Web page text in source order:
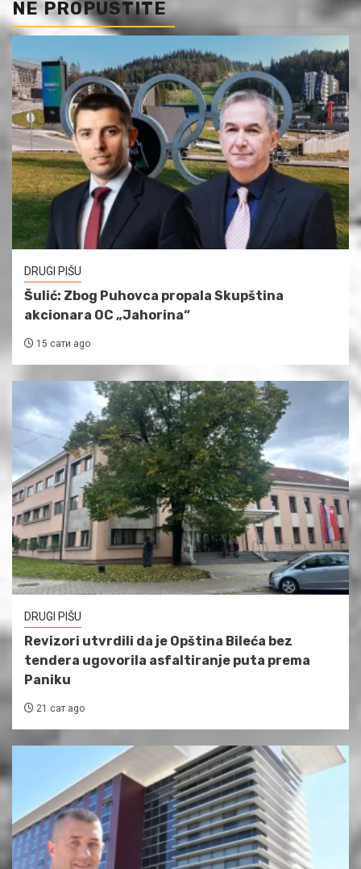
NE PROPUSTITE
DRUGI PIŠU
Šulić: Zbog Puhovca propala Skupština
akcionara OC „Jahorina“
15 сати ago
DRUGI PIŠU
Revizori utvrdili da je Opština Bileća bez
tendera ugovorila asfaltiranje puta prema
Paniku
21 сат ago